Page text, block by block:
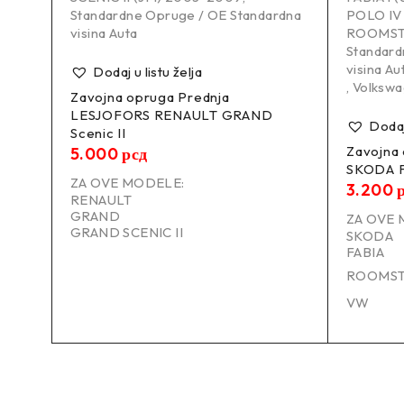
Dužina324.0 mm
Spoljni prečnik
TipC I
Težina2.84 kg
Standardne Opruge / OE Standardna
visina Auta
Dodaj u listu želja
Zavojna opruga Prednja
LESJOFORS RENAULT GRAND
Scenic II
5.000рсд
ZA OVE MODELE:
RENAULT
GRAND
GRAND SCENIC II
POLO
visina
,
Zavojna
SKODA
3.200
ZA OVE
SKODA
FABIA
VW